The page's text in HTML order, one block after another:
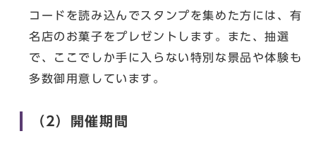
コードを読み込んでスタンプを集めた方には、有
名店のお菓子をプレゼントします。また、抽選
で、ここでしか手に入らない特別な景品や体験も
多数御用意しています。
（2）開催期間